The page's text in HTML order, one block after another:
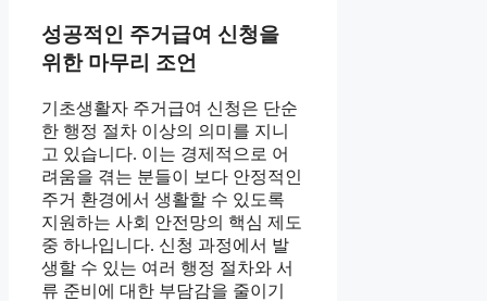
성공적인 주거급여 신청을
위한 마무리 조언
기초생활자 주거급여 신청은 단순
한 행정 절차 이상의 의미를 지니
고 있습니다. 이는 경제적으로 어
려움을 겪는 분들이 보다 안정적인
주거 환경에서 생활할 수 있도록
지원하는 사회 안전망의 핵심 제도
중 하나입니다. 신청 과정에서 발
생할 수 있는 여러 행정 절차와 서
류 준비에 대한 부담감을 줄이기